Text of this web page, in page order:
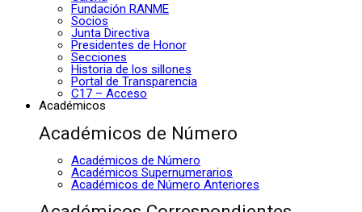
Fundación RANME
Socios
Junta Directiva
Presidentes de Honor
Secciones
Historia de los sillones
Portal de Transparencia
C17 – Acceso
Académicos
Académicos de Número
Académicos de Número
Académicos Supernumerarios
Académicos de Número Anteriores